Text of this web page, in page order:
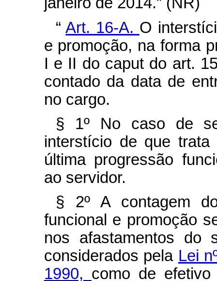
“Art. 16-A. O
e promoção, na forma
I e II do caput do art.
contado da data de
no cargo.
§ 1º No caso de
interstício de que
última progressão
ao servidor.
§ 2º A contagem
funcional e promoção
nos afastamentos do
considerados pela Lei
1990, como de